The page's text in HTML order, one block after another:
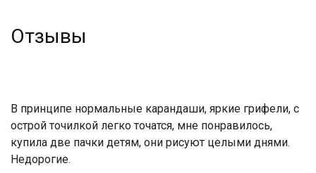
Отзывы
В принципе нормальные карандаши, яркие грифели, с
острой точилкой легко точатся, мне понравилось,
купила две пачки детям, они рисуют целыми днями.
Недорогие.